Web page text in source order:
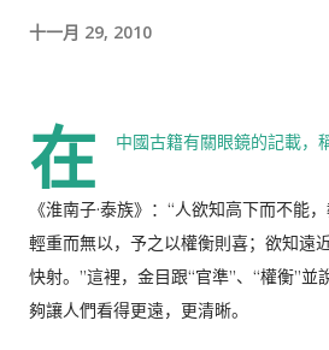
十一月 29, 2010
在 中國古籍有關眼鏡的記載，
《淮南子·泰族》：“人欲知高下而不能
輕重而無以，予之以權衡則喜；欲知遠
快射。”這裡，金目跟“官準”、“權衡”
夠讓人們看得更遠，更清晰。